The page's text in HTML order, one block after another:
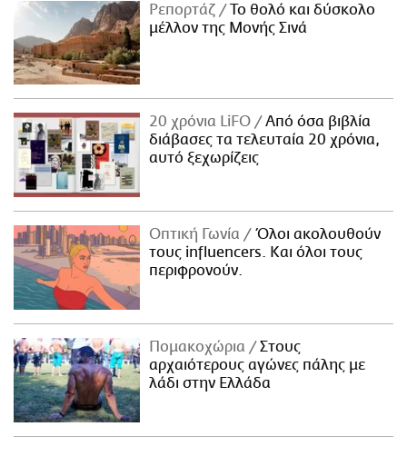
Ρεπορτάζ
Το θολό και δύσκολο
μέλλον της Μονής Σινά
20 χρόνια LiFO
Από όσα βιβλία
διάβασες τα τελευταία 20 χρόνια,
αυτό ξεχωρίζεις
Οπτική Γωνία
Όλοι ακολουθούν
τους influencers. Και όλοι τους
περιφρονούν.
Πομακοχώρια
Στους
αρχαιότερους αγώνες πάλης με
λάδι στην Ελλάδα